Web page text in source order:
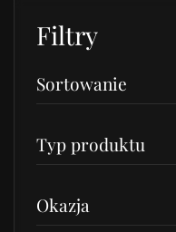
Filtry
Sortowanie
Typ produktu
Okazja